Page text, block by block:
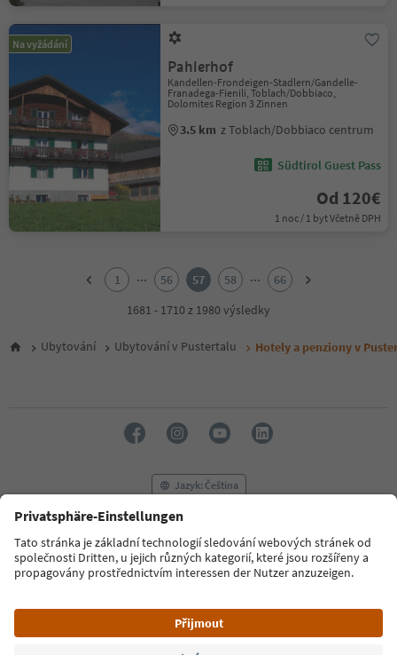
Na vyžádání
Pahlerhof
Kandellen-Frondeigen-Stadlern/Gandelle-
Franadega-Fienili, Toblach/Dobbiaco,
Dolomites Region 3 Zinnen
3.5 km z Toblach/Dobbiaco centrum
Südtirol Guest Pass
Od 120€
1 noc / 1 byt Včetně DPH
6
16
17
18
19
21
1 ... 56 57 58 ...
66
1681 - 1710 z 1980 výsledky
Ubytování Ubytování v Pustertalu Hotely a penziony v
Jazyk: Čeština
FAQ Kontaktujte nás Tisk
MICE
Zásady ochrany osobních údajů
Podmínky a ujednání
Tiráž
Prohlášení o přístupnosti